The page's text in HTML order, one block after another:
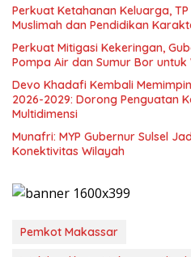
Perkuat Ketahanan Keluarga,
Muslimah dan Pendidikan
Perkuat Mitigasi Kekeringan,
Pompa Air dan Sumur Bor untuk
Devo Khadafi Kembali
2026-2029: Dorong Penguatan
Multidimensi
Munafri: MYP Gubernur Sulsel
Konektivitas Wilayah
Pemkot Makassar